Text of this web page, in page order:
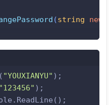
(string
= newValue;
"YOUXIANYU" );
"123456" );